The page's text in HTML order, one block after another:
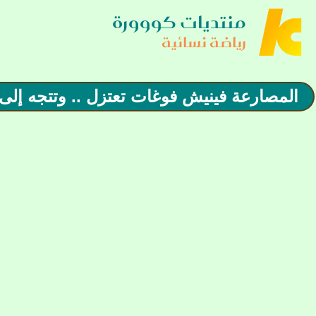
منتديات كووورة
رياضة نسائية
المصارعة فينيش فوغات تعتزل .. وتتجه